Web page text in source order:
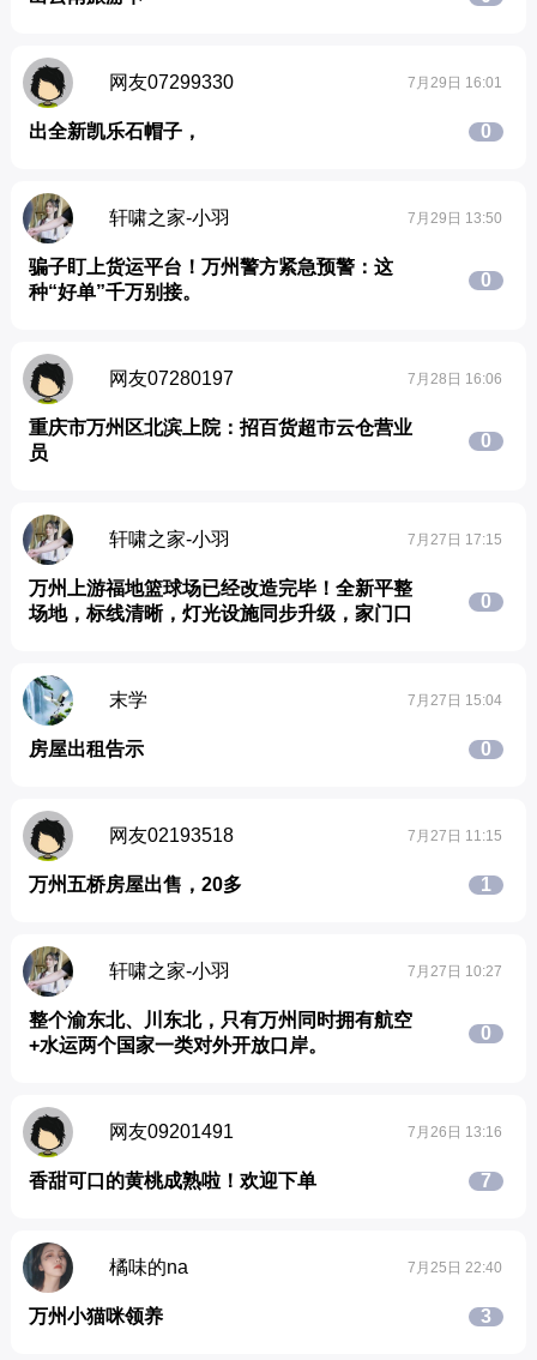
网友07299330 7月29日 16:01
出全新凯乐石帽子， 0
轩啸之家-小羽 7月29日 13:50
骗子盯上货运平台！万州警方紧急预警：这
种“好单”千万别接。
0
网友07280197 7月28日 16:06
重庆市万州区北滨上院：招百货超市云仓营业
员
0
轩啸之家-小羽 7月27日 17:15
万州上游福地篮球场已经改造完毕！全新平整
场地，标线清晰，灯光设施同步升级，家门口
0
末学 7月27日 15:04
房屋出租告示 0
网友02193518 7月27日 11:15
万州五桥房屋出售，20多 1
轩啸之家-小羽 7月27日 10:27
整个渝东北、川东北，只有万州同时拥有航空
+水运两个国家一类对外开放口岸。
0
网友09201491 7月26日 13:16
香甜可口的黄桃成熟啦！欢迎下单 7
橘味的na 7月25日 22:40
万州小猫咪领养 3